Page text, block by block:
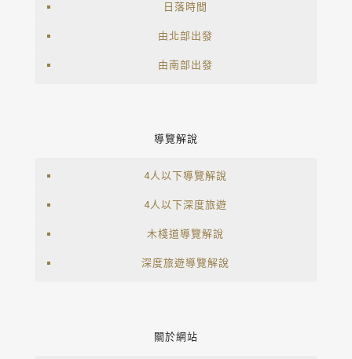
日落時間
由北部出發
由南部出發
導覽解說
4人以下導覽解說
4人以下深度旅遊
木棧道導覽解說
深度旅遊導覽解說
關於網站